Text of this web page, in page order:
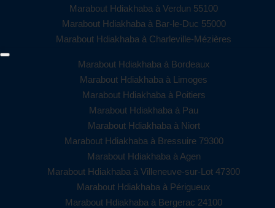
Marabout Hdiakhaba à Verdun 55100
Marabout Hdiakhaba à Bar-le-Duc 55000
Marabout Hdiakhaba à Charleville-Mézières
Marabout Hdiakhaba à Bordeaux
Marabout Hdiakhaba à Limoges
Marabout Hdiakhaba à Poitiers
Marabout Hdiakhaba à Pau
Marabout Hdiakhaba à Niort
Marabout Hdiakhaba à Bressuire 79300
Marabout Hdiakhaba à Agen
Marabout Hdiakhaba à Villeneuve-sur-Lot 47300
Marabout Hdiakhaba à Périgueux
Marabout Hdiakhaba à Bergerac 24100